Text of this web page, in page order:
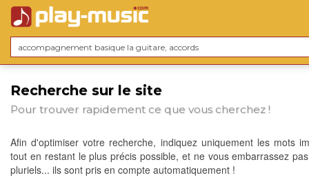
Recherche sur le site
Pour trouver rapidement ce que vous cherchez !
Afin d'optimiser votre recherche, indiquez uniquement les mots
tout en restant le plus précis possible, et ne vous embarrassez
pluriels... ils sont pris en compte automatiquement !